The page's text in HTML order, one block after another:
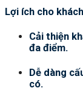
Lợi ích cho
Cải thiện
đa điểm.
Dễ dàng
có.